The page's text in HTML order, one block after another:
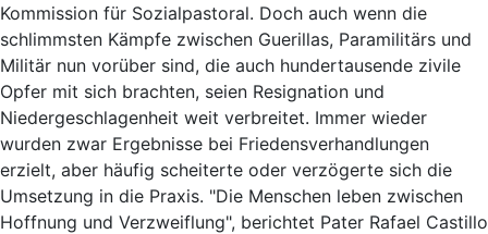
Kommission für Sozialpastoral. Doch auch wenn die
schlimmsten Kämpfe zwischen Guerillas, Paramilitärs und
Militär nun vorüber sind, die auch hundertausende zivile
Opfer mit sich brachten, seien Resignation und
Niedergeschlagenheit weit verbreitet. Immer wieder
wurden zwar Ergebnisse bei Friedensverhandlungen
erzielt, aber häufig scheiterte oder verzögerte sich die
Umsetzung in die Praxis. "Die Menschen leben zwischen
Hoffnung und Verzweiflung", berichtet Pater Rafael Castillo